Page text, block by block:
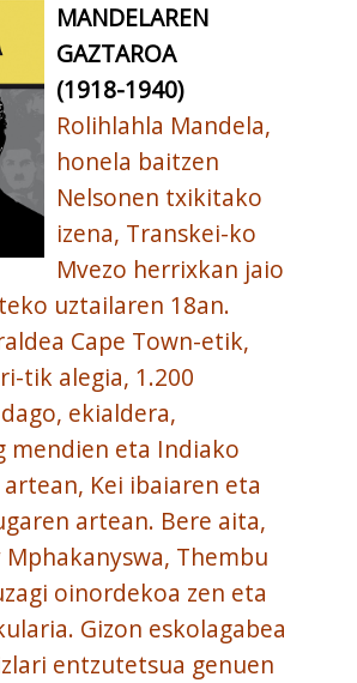
MANDELAREN
GAZTAROA
(1918-1940)
Rolihlahla Mandela,
honela baitzen
Nelsonen txikitako
izena, Transkei-ko
Mvezo herrixkan jaio
uztailaren 18an.
Cape Town-etik,
tik alegia, 1.200
ekialdera,
mendien eta Indiako
Kei ibaiaren eta
artean. Bere aita,
Mphakanyswa, Thembu
oinordekoa zen eta
Gizon eskolagabea
entzutetsua genuen